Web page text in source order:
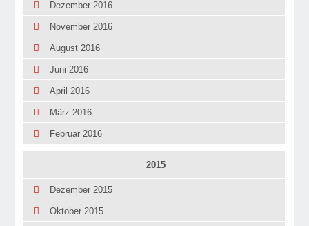
Dezember 2016
November 2016
August 2016
Juni 2016
April 2016
März 2016
Februar 2016
2015
Dezember 2015
Oktober 2015